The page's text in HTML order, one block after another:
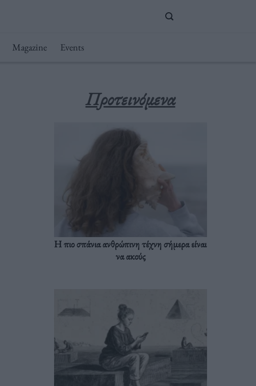
Magazine Events
Προτεινόμενα
Η πιο σπάνια ανθρώπινη τέχνη σήμερα είναι
να ακούς